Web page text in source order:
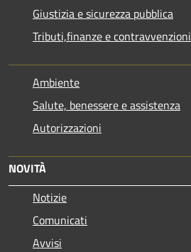
Giustizia e sicurezza pubblica
Tributi,finanze e contravvenzioni
Ambiente
Salute, benessere e assistenza
Autorizzazioni
NOVITÀ
Notizie
Comunicati
Avvisi